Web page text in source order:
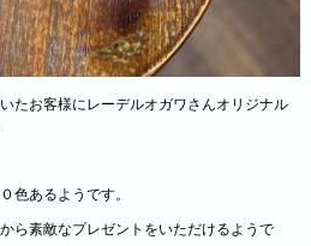
たお客様にレーデルオガワさんオリジナル
色あるようです。
ら素敵なプレゼントをいただけるようで